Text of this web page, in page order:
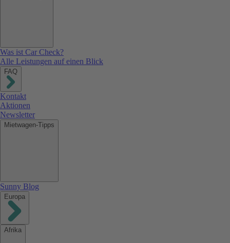
Was ist Car Check?
Alle Leistungen auf einen Blick
FAQ
Kontakt
Aktionen
Newsletter
Mietwagen-Tipps
Sunny Blog
Europa
Afrika